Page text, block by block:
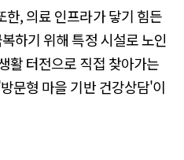
한, 의료 인프라가 닿기 힘든
하기 위해 특정 시설로 노인
활 터전으로 직접 찾아가는
문형 마을 기반 건강상담'이